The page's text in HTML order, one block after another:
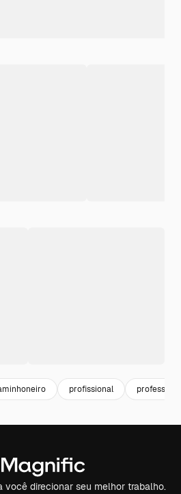
profissional
você direcionar seu melhor trabalho.